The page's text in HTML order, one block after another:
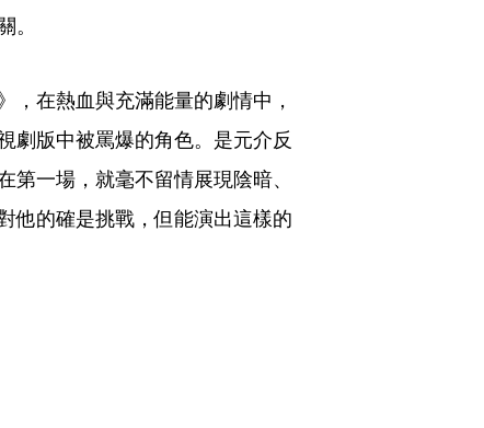
，在熱血與充滿能量的劇情中，
劇版中被罵爆的角色。是元介反
一場，就毫不留情展現陰暗、
他的確是挑戰，但能演出這樣的